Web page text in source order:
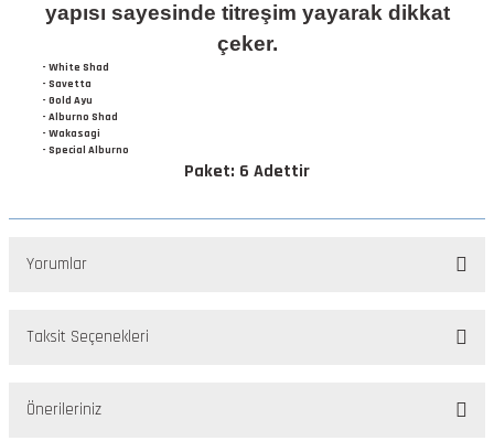
yapısı sayesinde titreşim yayarak dikkat
çeker.
- White Shad
- Savetta
- Gold Ayu
- Alburno Shad
- Wakasagi
- Special Alburno
Paket: 6 Adettir
Yorumlar
Taksit Seçenekleri
Önerileriniz